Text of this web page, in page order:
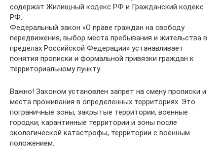
содержат Жилищный кодекс РФ и Гражданский кодекс
РФ.
Федеральный закон «О праве граждан на свободу
передвижения, выбор места пребывания и жительства в
пределах Российской Федерации» устанавливает
понятия прописки и формальной привязки граждан к
территориальному пункту.
Важно! Законом установлен запрет на смену прописки и
места проживания в определенных территориях. Это
пограничные зоны, закрытые территории, военные
городки, карантинные территории и зоны после
экологической катастрофы, территории с военным
положением.